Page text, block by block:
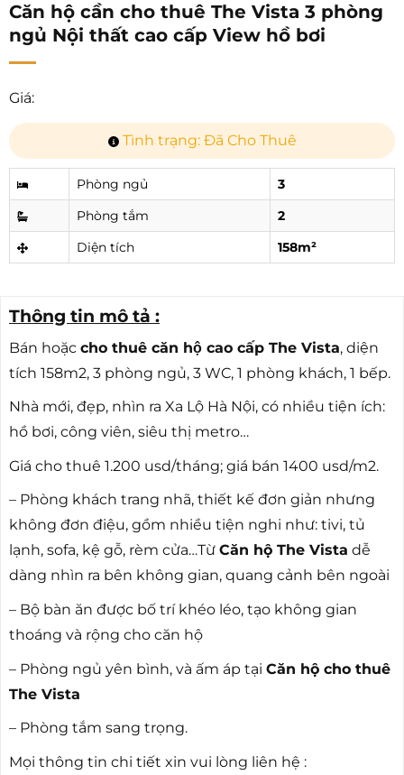
Căn hộ cần cho thuê The Vista 3 phòng
ngủ Nội thất cao cấp View hồ bơi
Giá:
Tình trạng: Đã Cho Thuê
Phòng ngủ
3
Phòng tắm
2
Diện tích
158m²
Thông tin mô tả :
Bán hoặc cho thuê căn hộ cao cấp The Vista, diện
tích 158m2, 3 phòng ngủ, 3 WC, 1 phòng khách, 1 bếp.
Nhà mới, đẹp, nhìn ra Xa Lộ Hà Nội, có nhiều tiện ích:
hồ bơi, công viên, siêu thị metro…
Giá cho thuê 1.200 usd/tháng; giá bán 1400 usd/m2.
– Phòng khách trang nhã, thiết kế đơn giản nhưng
không đơn điệu, gồm nhiều tiện nghi như: tivi, tủ
lạnh, sofa, kệ gỗ, rèm cửa…Từ Căn hộ The Vista dễ
dàng nhìn ra bên không gian, quang cảnh bên ngoài
– Bộ bàn ăn được bố trí khéo léo, tạo không gian
thoáng và rộng cho căn hộ
– Phòng ngủ yên bình, và ấm áp tại Căn hộ cho thuê
The Vista
– Phòng tắm sang trọng.
Mọi thông tin chi tiết xin vui lòng liên hệ :